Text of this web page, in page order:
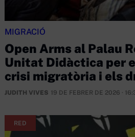
MIGRACIÓ
Open Arms al Palau
Unitat Didàctica per
crisi migratòria i els
JUDITH VIVES 19 DE FEBRER DE 2026 ·
RED